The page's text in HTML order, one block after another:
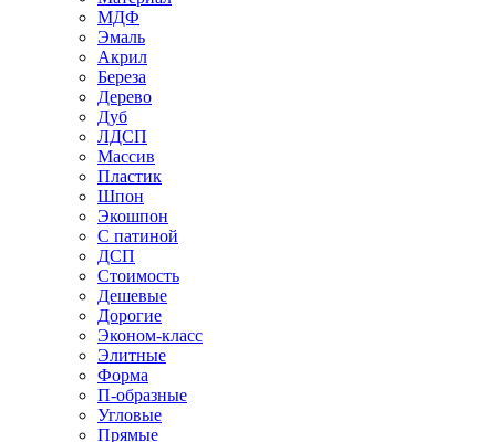
МДФ
Эмаль
Акрил
Береза
Дерево
Дуб
ЛДСП
Массив
Пластик
Шпон
Экошпон
С патиной
ДСП
Стоимость
Дешевые
Дорогие
Эконом-класс
Элитные
Форма
П-образные
Угловые
Прямые